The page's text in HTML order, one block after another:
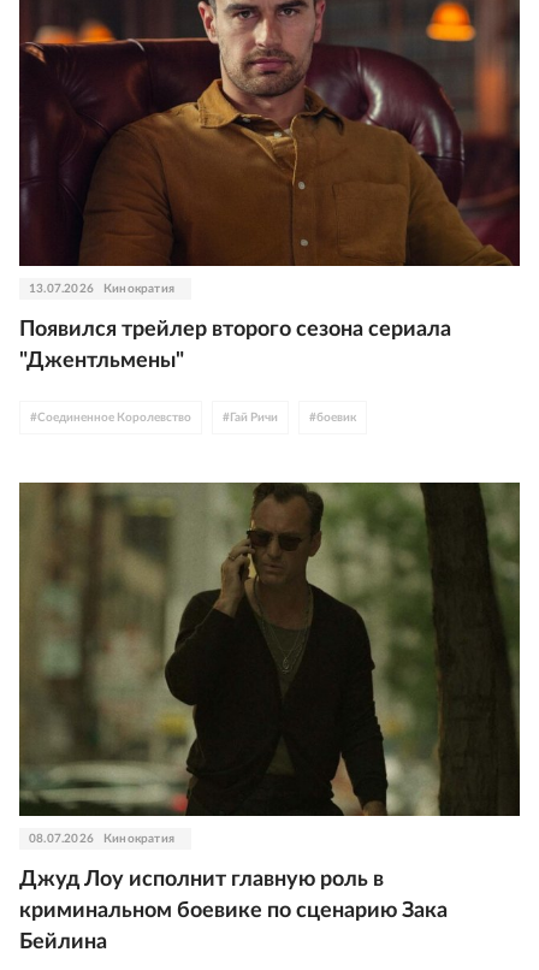
13.07.2026 Кинократия
Появился трейлер второго сезона сериала
"Джентльмены"
#Соединенное Королевство # Гай Ричи #боевик
08.07.2026 Кинократия
Джуд Лоу исполнит главную роль в
криминальном боевике по сценарию Зака
Бейлина